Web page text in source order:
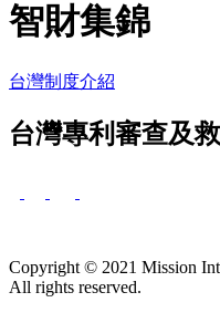
智財集錦
台灣制度介紹
台灣專利審查及
Copyright © 2021 Mission
All rights reserved.